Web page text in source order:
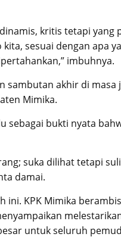
kritis tetapi yang
sesuai dengan apa
imbuhnya.
sambutan akhir di masa
Mimika.
sebagai bukti nyata
suka dilihat tetapi
damai.
ini. KPK Mimika
untuk seluruh